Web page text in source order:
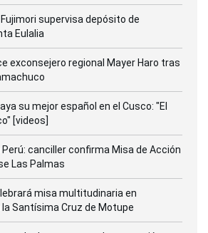
supervisa depósito de
Eulalia
exconsejero regional Mayer Haro tras
su mejor español en el Cusco: "El
[videos]
Perú: canciller confirma Misa de Acción
Las Palmas
misa multitudinaria en
Santísima Cruz de Motupe